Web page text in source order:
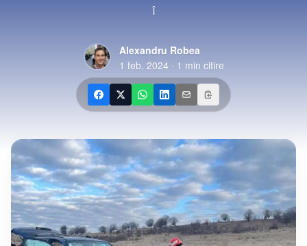
î
Alexandru Robea
1 feb. 2024· 1 min citire